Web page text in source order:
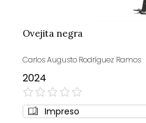
Ovejita negra
Carlos Augusto Rodríguez Ramos
2024
0%
Impreso